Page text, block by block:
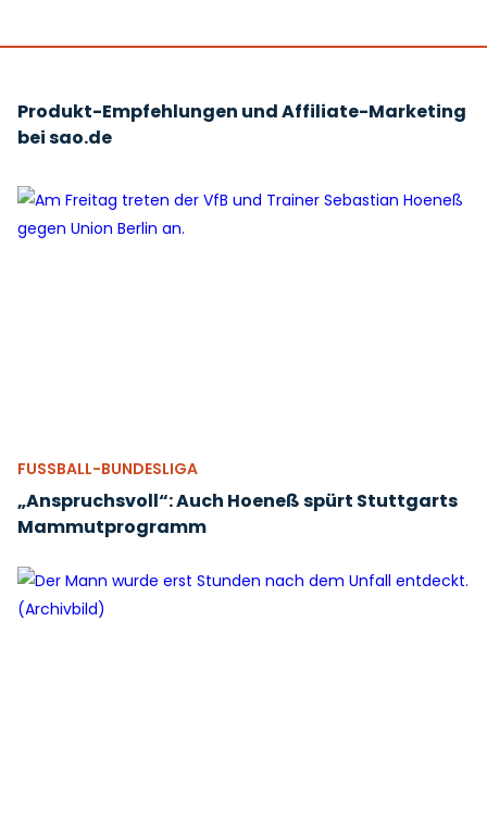
Produkt-Empfehlungen und Affiliate-Marketing
bei sao.de
FUSSBALL-BUNDESLIGA
„Anspruchsvoll“: Auch Hoeneß spürt Stuttgarts
Mammutprogramm